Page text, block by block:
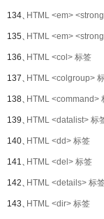
134、HTML <em>
135、HTML <em>
136、HTML <col> 标签
137、HTML <colgroup>
138、HTML <command>
139、HTML <datalist> 标
140、HTML <dd> 标签
141、HTML <del> 标签
142、HTML <details> 标
143、HTML <dir> 标签